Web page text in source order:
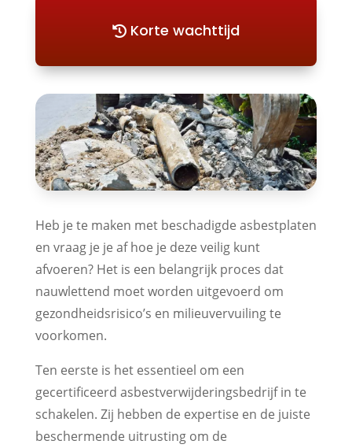
Korte wachttijd
Heb je te maken met beschadigde asbestplaten
en vraag je je af hoe je deze veilig kunt
afvoeren? Het is een belangrijk proces dat
nauwlettend moet worden uitgevoerd om
gezondheidsrisico’s en milieuvervuiling te
voorkomen.
Ten eerste is het essentieel om een
gecertificeerd asbestverwijderingsbedrijf in te
schakelen. Zij hebben de expertise en de juiste
beschermende uitrusting om de